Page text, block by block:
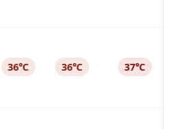
36℃ 36℃ 37℃